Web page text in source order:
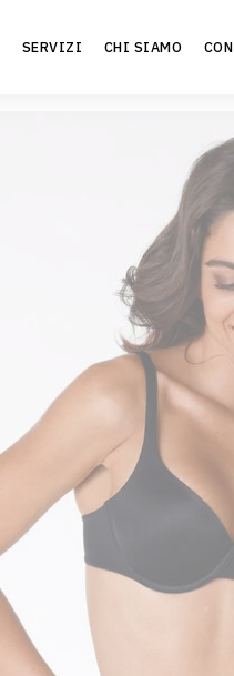
SERVIZI CHI SIAMO